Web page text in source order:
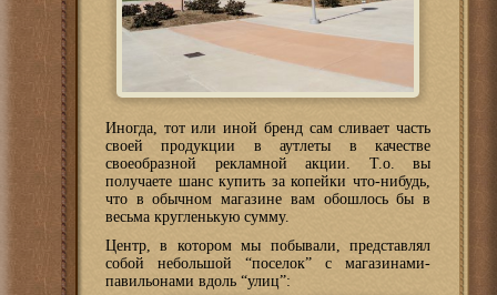
Иногда, тот или иной бренд сам сливает часть
своей продукции в аутлеты в качестве
своеобразной рекламной акции. Т.о. вы
получаете шанс купить за копейки что-нибудь,
что в обычном магазине вам обошлось бы в
весьма кругленькую сумму.
Центр, в котором мы побывали, представлял
собой небольшой “поселок” с магазинами-
павильонами вдоль “улиц”: